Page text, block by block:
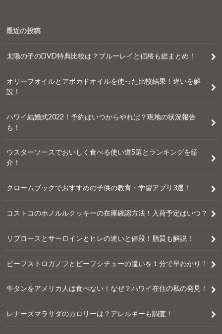
最近の投稿
太陽の子のDVD特典比較は？ブルーレイと価格も総まとめ！
オリーブオイルとアボカドオイルを使った比較結果！違いを解
説！
ハワイ結婚式2022！予約はいつからやれば？現地の状況報告
も！
ウスターソースでおいしく食べる使い道5選とランキングを紹
介！
クロームブックでおすすめの子供の教育・学習アプリ3選！
コストコのホノルルクッキーの在庫確認方法！入荷予定はいつ？
リブロースとサーロインとヒレの違いと値段！脂質も解説！
ビーフストロガノフとビーフシチューの違いを１分で早わかり！
牛タンをアメリカ人は食べない！なぜ？ハワイ在住の私の発見！
レナーズマラサダのカロリーは？アレルギーも調査！